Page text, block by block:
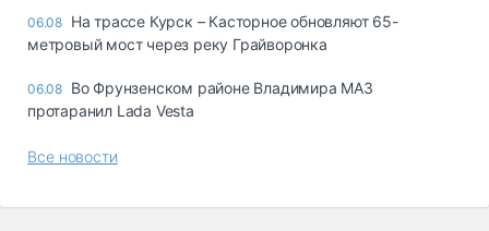
06.08 На трассе Курск – Касторное обновляют 65-
метровый мост через реку Грайворонка
06.08 Во Фрунзенском районе Владимира МАЗ
протаранил Lada Vesta
Все новости